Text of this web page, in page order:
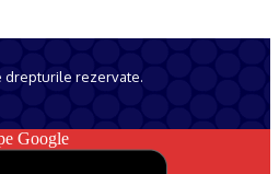
drepturile rezervate.
Google